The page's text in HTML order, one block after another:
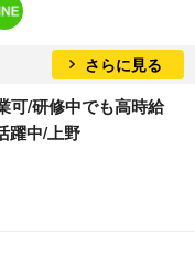
さらに見る
可/研修中でも高時給
躍中/上野